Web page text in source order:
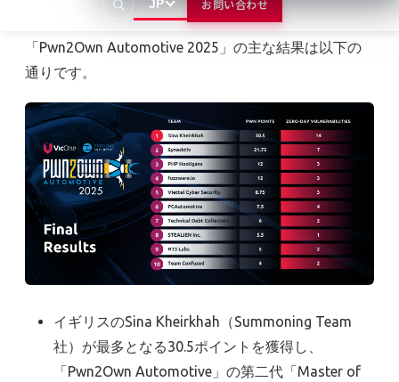
JP お問い合わせ
「Pwn2Own Automotive 2025」の主な結果は以下の
通りです。
イギリスのSina Kheirkhah（Summoning Team
社）が最多となる30.5ポイントを獲得し、
「Pwn2Own Automotive」の第二代「Master of